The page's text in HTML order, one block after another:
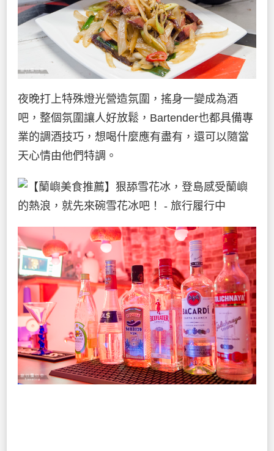
夜晚打上特殊燈光營造氛圍，搖身一變成為酒
吧，整個氛圍讓人好放鬆，Bartender也都具備專
業的調酒技巧，想喝什麼應有盡有，還可以隨當
天心情由他們特調。